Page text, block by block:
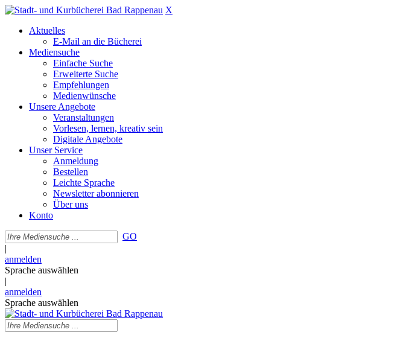
X
Aktuelles
E-Mail an die Bücherei
Mediensuche
Einfache Suche
Erweiterte Suche
Empfehlungen
Medienwünsche
Unsere Angebote
Veranstaltungen
Vorlesen, lernen, kreativ sein
Digitale Angebote
Unser Service
Anmeldung
Bestellen
Leichte Sprache
Newsletter abonnieren
Über uns
Konto
GO
|
anmelden
Sprache auswählen
|
anmelden
Sprache auswählen